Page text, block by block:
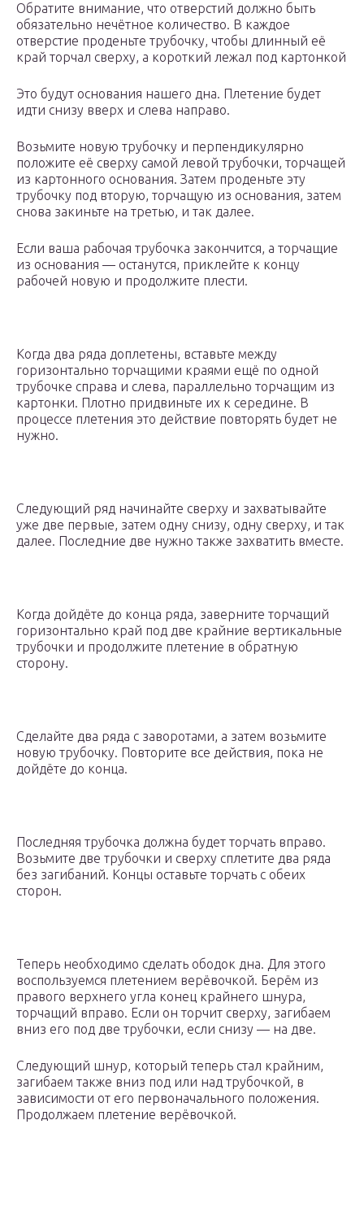
Обратите внимание, что отверстий должно быть
обязательно нечётное количество. В каждое
отверстие проденьте трубочку, чтобы длинный её
край торчал сверху, а короткий лежал под картонкой
Это будут основания нашего дна. Плетение будет
идти снизу вверх и слева направо.
Возьмите новую трубочку и перпендикулярно
положите её сверху самой левой трубочки, торчащей
из картонного основания. Затем проденьте эту
трубочку под вторую, торчащую из основания, затем
снова закиньте на третью, и так далее.
Если ваша рабочая трубочка закончится, а торчащие
из основания — останутся, приклейте к концу
рабочей новую и продолжите плести.
Когда два ряда доплетены, вставьте между
горизонтально торчащими краями ещё по одной
трубочке справа и слева, параллельно торчащим из
картонки. Плотно придвиньте их к середине. В
процессе плетения это действие повторять будет не
нужно.
Следующий ряд начинайте сверху и захватывайте
уже две первые, затем одну снизу, одну сверху, и так
далее. Последние две нужно также захватить вместе.
Когда дойдёте до конца ряда, заверните торчащий
горизонтально край под две крайние вертикальные
трубочки и продолжите плетение в обратную
сторону.
Сделайте два ряда с заворотами, а затем возьмите
новую трубочку. Повторите все действия, пока не
дойдёте до конца.
Последняя трубочка должна будет торчать вправо.
Возьмите две трубочки и сверху сплетите два ряда
без загибаний. Концы оставьте торчать с обеих
сторон.
Теперь необходимо сделать ободок дна. Для этого
воспользуемся плетением верёвочкой. Берём из
правого верхнего угла конец крайнего шнура,
торчащий вправо. Если он торчит сверху, загибаем
вниз его под две трубочки, если снизу — на две.
Следующий шнур, который теперь стал крайним,
загибаем также вниз под или над трубочкой, в
зависимости от его первоначального положения.
Продолжаем плетение верёвочкой.